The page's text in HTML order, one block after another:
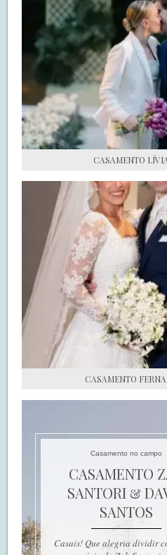
DE NOIVA
S.O.S
FALE COM O
CASAMENTO
CASAMENTO
Casamento no campo
CASAMENTO
SANTORI &
SANTOS
Casais! Que alegria dividir